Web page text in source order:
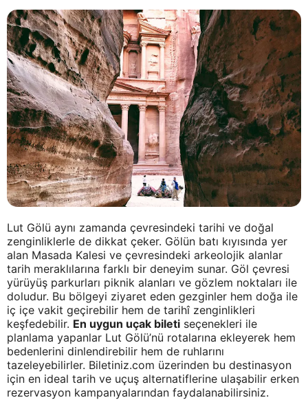
Lut Gölü aynı zamanda çevresindeki tarihi ve doğal
zenginliklerle de dikkat çeker. Gölün batı kıyısında yer
alan Masada Kalesi ve çevresindeki arkeolojik alanlar
tarih meraklılarına farklı bir deneyim sunar. Göl çevresi
yürüyüş parkurları piknik alanları ve gözlem noktaları ile
doludur. Bu bölgeyi ziyaret eden gezginler hem doğa ile
iç içe vakit geçirebilir hem de tarihî zenginlikleri
keşfedebilir. En uygun uçak bileti seçenekleri ile
planlama yapanlar Lut Gölü’nü rotalarına ekleyerek hem
bedenlerini dinlendirebilir hem de ruhlarını
tazeleyebilirler. Biletiniz.com üzerinden bu destinasyon
için en ideal tarih ve uçuş alternatiflerine ulaşabilir erken
rezervasyon kampanyalarından faydalanabilirsiniz.